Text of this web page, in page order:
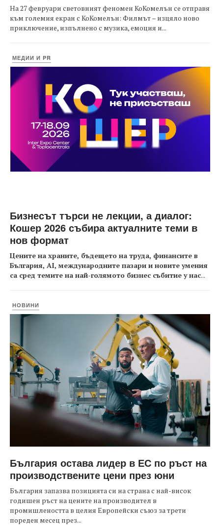
На 27 февруари световният феномен КоКомелън се отправя
към големия екран с КоКомелън: Филмът – изцяло ново
приключение, изпълнено с музика, емоция и...
МЕДИИ И PR
Бизнесът търси не лекции, а диалог:
Кошер 2026 събира актуалните теми в
нов формат
Цените на храните, бъдещето на труда, финансите в
България, AI, международните пазари и новите умения
са сред темите на най-голямото бизнес събитие у нас...
НОВИНИ
България остава лидер в ЕС по ръст на
производствените цени през юни
България запазва позицията си на страна с най-висок
годишен ръст на цените на производител в
промишлеността в целия Европейски съюз за трети
пореден месец през...